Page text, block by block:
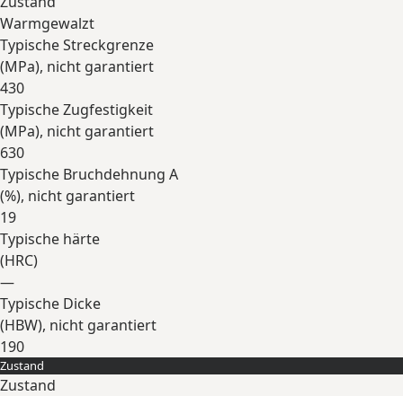
Warmgewalzt
Typische Streckgrenze
(MPa), nicht garantiert
430
Typische Zugfestigkeit
(MPa), nicht garantiert
630
Typische Bruchdehnung A
(%), nicht garantiert
19
Typische härte
(HRC)
—
Typische Dicke
(HBW), nicht garantiert
190
Erweitern
Zustand
Zustand